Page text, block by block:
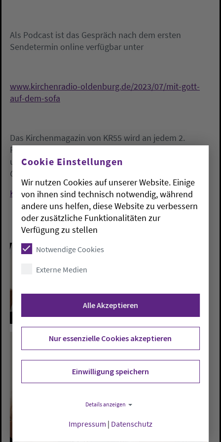
Als Podcast ist das Gespräch nach dem ersten
Sendetermin online verfügbar unter
www.kirchenradio-oldenburg.de/2023/07/mit-gott-
auf-dem-sofa
Das Kirchenmagazin von KR55 wird an jedem 2.
Freitag im Monat um 18.00 Uhr und jeden 4. Sonntag
um 13 Uhr über den Oldenburger Bürgersender
Oldenburg Eins
KR55 - Kirchenradio Oldenburg
Cookie Einstellungen
Wir nutzen Cookies auf unserer Website. Einige
von ihnen sind technisch notwendig, während
andere uns helfen, diese Website zu verbessern
oder zusätzliche Funktionalitäten zur
Verfügung zu stellen
Notwendige Cookies
Externe Medien
Alle Akzeptieren
Nur essenzielle Cookies akzeptieren
Einwilligung speichern
Details anzeigen
Impressum | Datenschutz